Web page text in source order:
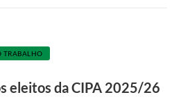
TRABALHO
eleitos da CIPA 2025/26